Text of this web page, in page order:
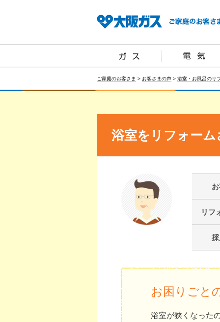
ご家庭のお客さま > お客さまの声 > 浴室・お風呂のリ
浴室をリフォー
リフ
お困りごと
浴室が狭くなった